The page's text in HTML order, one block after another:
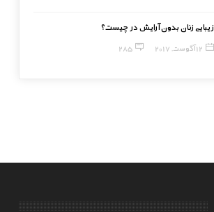
زیبایی زنان بدون آرایش در چیست؟
12 آگوست, 2017 285